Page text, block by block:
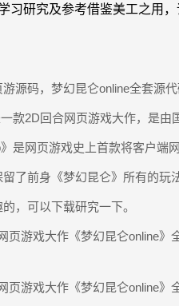
习研究及参考借鉴美工之用
源码，梦幻昆仑online全套源代
款2D回合网页游戏大作，是由
》是网页游戏史上首款将客户端
了前身《梦幻昆仑》所有的玩
，可以下载研究一下。